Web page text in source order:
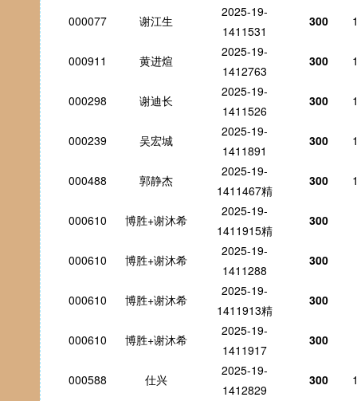
000077 谢江生
2025-19-
1411531
300
000911 黄进煊
2025-19-
1412763
300
000298 谢迪长
2025-19-
1411526
300
000239 吴宏城
2025-19-
1411891
300
000488 郭静杰
2025-19-
1411467精
300
000610 博胜+谢沐希
2025-19-
1411915精
300
000610 博胜+谢沐希
2025-19-
1411288
300
000610 博胜+谢沐希
2025-19-
1411913精
300
000610 博胜+谢沐希
2025-19-
1411917
300
000588 仕兴
2025-19-
1412829
300